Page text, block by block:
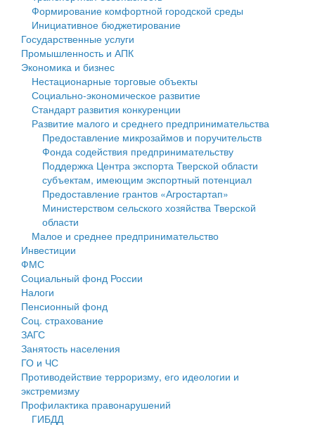
Государственные услуги
Промышленность и АПК
Экономика и бизнес
Символика
Устав
Гостям округа
Туризм
Культура
Образование
Здравоохранение
Социальная защита
Фотоальбом
муниципального округа Тверской области
Администрация Кашинского муниципального округа
Тверской области
Управление сельскими территориями
Открытые данные
Работа с обращениями граждан
Муниципальный контроль
Муниципальные услуги
Проекты административных регламентов
Антимонопольный комплаенс
Противодействие коррупции
Финансовое управление
Бюджет для граждан
Имущество
Выявление правообладателей ранее учтенных
объектов недвижимости
Имущественная поддержка субъектов малого и
среднего предпринимательства
Информационная поддержка субъектов малого и
среднего предпринимательства
Муниципальные программы
Контрольно-счетная палата
Персональные данные
Оценка регулирующего воздействия
Деятельность МУ
Нормативы градостроительного проектирования
Формирование комфортной городской среды
Инициативное бюджетирование
Государственные услуги
Промышленность и АПК
Экономика и бизнес
Нестационарные торговые объекты
Социально-экономическое развитие
Стандарт развития конкуренции
Развитие малого и среднего предпринимательства
Предоставление микрозаймов и поручительств
Фонда содействия предпринимательству
Поддержка Центра экспорта Тверской области
субъектам, имеющим экспортный потенциал
Предоставление грантов «Агростартап»
Министерством сельского хозяйства Тверской
области
Малое и среднее предпринимательство
Инвестиции
ФМС
Социальный фонд России
Налоги
Пенсионный фонд
Соц. страхование
ЗАГС
Занятость населения
ГО и ЧС
Противодействие терроризму, его идеологии и
экстремизму
Профилактика правонарушений
ГИБДД